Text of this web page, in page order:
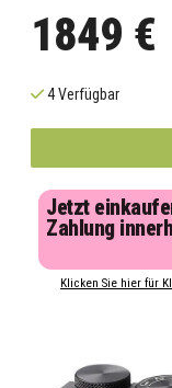
1849 €
4 Verfügbar
Jetzt
Zahlung
Klicken Sie hier für